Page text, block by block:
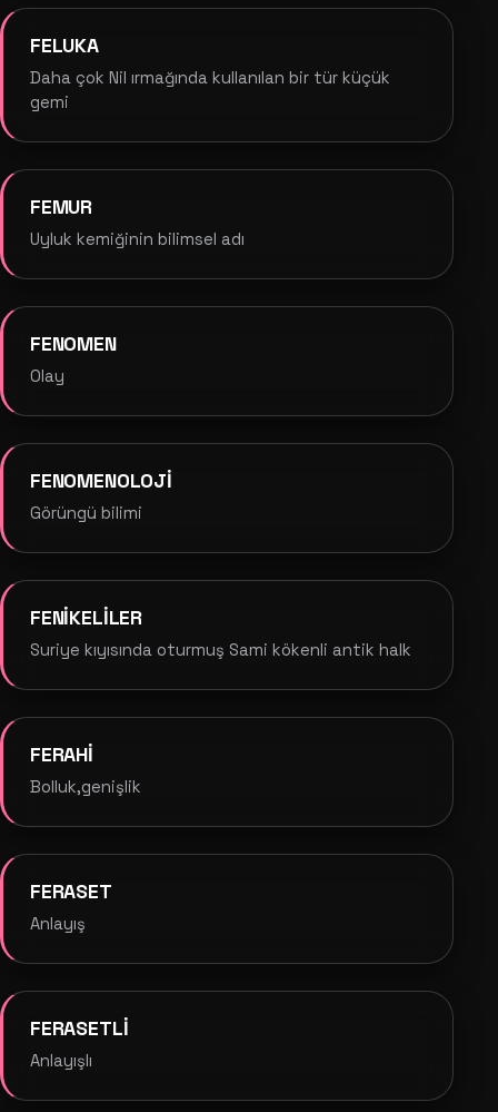
FELUKA
Daha çok Nil ırmağında kullanılan bir tür küçük
gemi
FEMUR
Uyluk kemiğinin bilimsel adı
FENOMEN
Olay
FENOMENOLOJİ
Görüngü bilimi
FENİKELİLER
Suriye kıyısında oturmuş Sami kökenli antik halk
FERAHİ
Bolluk,genişlik
FERASET
Anlayış
FERASETLİ
Anlayışlı